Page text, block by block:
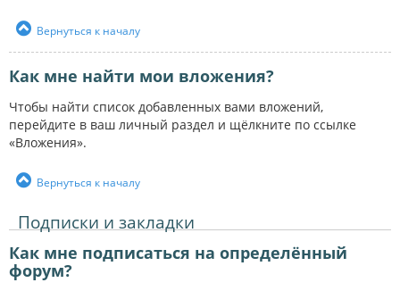
Вернуться к началу
Как мне найти мои вложения?
Чтобы найти список добавленных вами вложений,
перейдите в ваш личный раздел и щёлкните по ссылке
«Вложения».
Вернуться к началу
Подписки и закладки
Как мне подписаться на определённый
форум?